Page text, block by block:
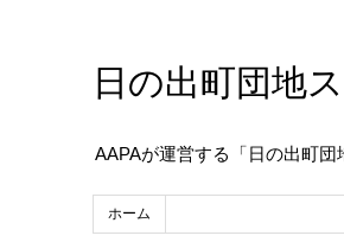
日の出町団地
AAPAが運営する「日の出町団
ホーム